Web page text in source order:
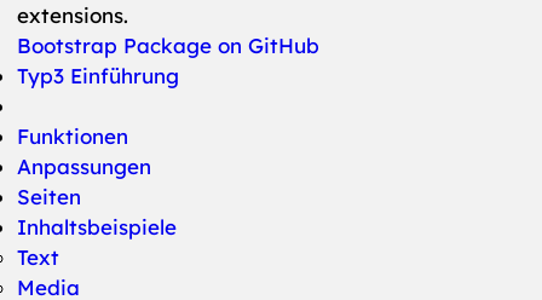
extensions.
Bootstrap Package on GitHub
Typ3 Einführung
Funktionen
Anpassungen
Seiten
Inhaltsbeispiele
Text
Media